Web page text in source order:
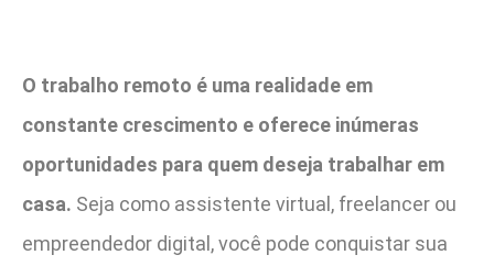
O trabalho remoto é uma realidade em
constante crescimento e oferece inúmeras
oportunidades para quem deseja trabalhar em
casa. Seja como assistente virtual, freelancer ou
empreendedor digital, você pode conquistar sua